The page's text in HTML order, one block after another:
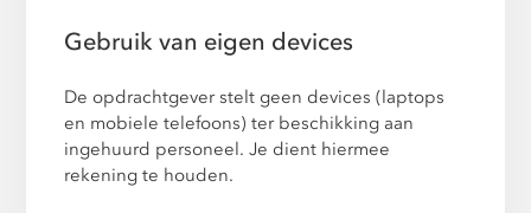
Gebruik van eigen devices
De opdrachtgever stelt geen devices (laptops
en mobiele telefoons) ter beschikking aan
ingehuurd personeel. Je dient hiermee
rekening te houden.